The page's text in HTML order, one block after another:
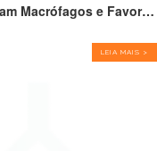
Como Metabólitos Tumorais Reprogramam Macrófagos e Favorecem o Crescimento Tumoral
LEIA MAIS >